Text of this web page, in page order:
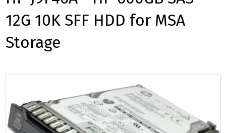
12G 10K SFF HDD for MSA
Storage